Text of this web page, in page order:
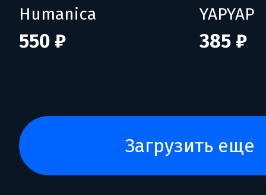
Humanica
550 ₽
YAPYAP
385 ₽
загрузить еще